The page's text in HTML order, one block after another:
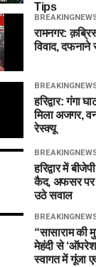
Tips
रामनगर:
विवाद, दफनाने
हरिद्वार: गंगा
मिला अजगर,
रेस्क्यू
हरिद्वार में
कैद, अफसर पर
उठे सवाल
“सासाराम की
मेहंदी से
स्वागत में गूंजा